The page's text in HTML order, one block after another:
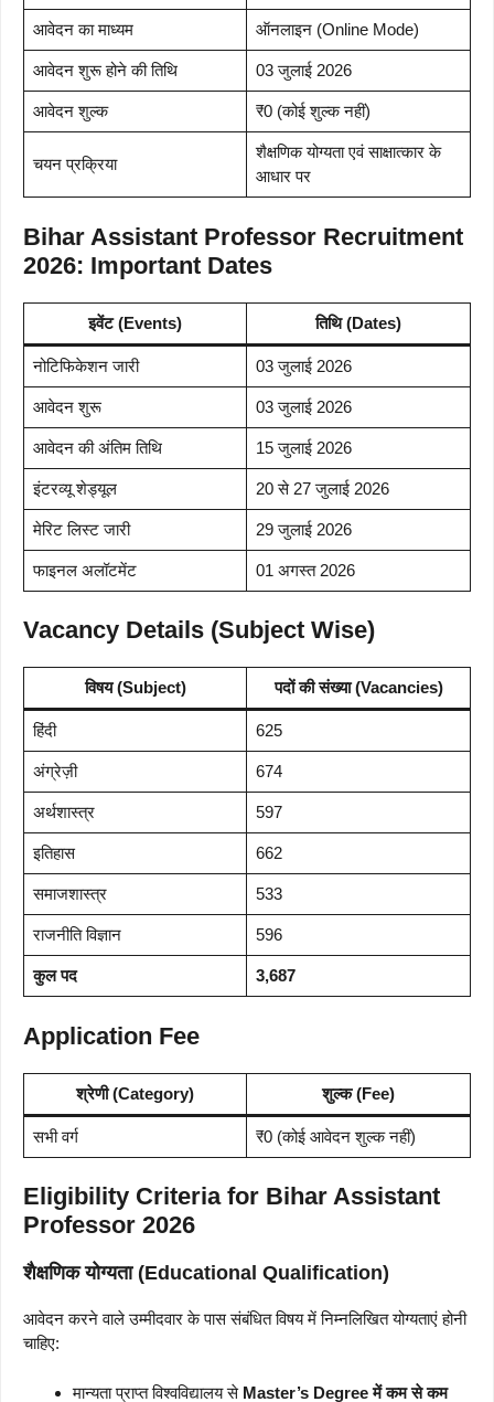
आवेदन का माध्यम ऑनलाइन (Online Mode)
आवेदन शुरू होने की तिथि 03 जुलाई 2026
आवेदन शुल्क ₹0 (कोई शुल्क नहीं)
चयन प्रक्रिया
शैक्षणिक योग्यता एवं साक्षात्कार के
आधार पर
Bihar Assistant Professor Recruitment
2026: Important Dates
इवेंट (Events) तिथि (Dates)
नोटिफिकेशन जारी 03 जुलाई 2026
आवेदन शुरू 03 जुलाई 2026
आवेदन की अंतिम तिथि 15 जुलाई 2026
इंटरव्यू शेड्यूल 20 से 27 जुलाई 2026
मेरिट लिस्ट जारी 29 जुलाई 2026
फाइनल अलॉटमेंट 01 अगस्त 2026
Vacancy Details (Subject Wise)
विषय (Subject) पदों की संख्या (Vacancies)
हिंदी 625
अंग्रेज़ी 674
अर्थशास्त्र 597
इतिहास 662
समाजशास्त्र 533
राजनीति विज्ञान 596
कुल पद 3,687
Application Fee
श्रेणी (Category) शुल्क (Fee)
सभी वर्ग ₹0 (कोई आवेदन शुल्क नहीं)
Eligibility Criteria for Bihar Assistant
Professor 2026
शैक्षणिक योग्यता (Educational Qualification)
आवेदन करने वाले उम्मीदवार के पास संबंधित विषय में निम्नलिखित योग्यताएं होनी
चाहिए:
मान्यता प्राप्त विश्वविद्यालय से Master’s Degree में कम से कम